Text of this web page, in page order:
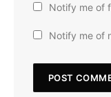
Notify me of
Notify me of